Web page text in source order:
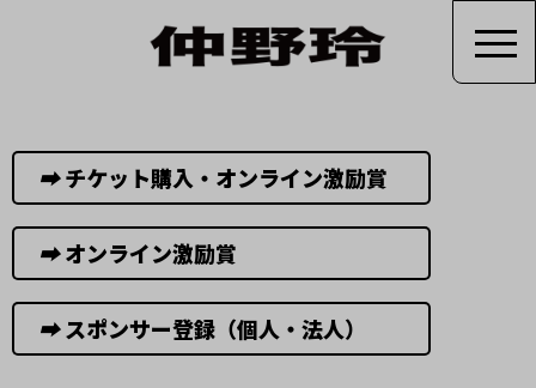
➡︎チケット購入・オンライン激励賞
➡︎オンライン激励賞
➡︎スポンサー登録（個人・法人）